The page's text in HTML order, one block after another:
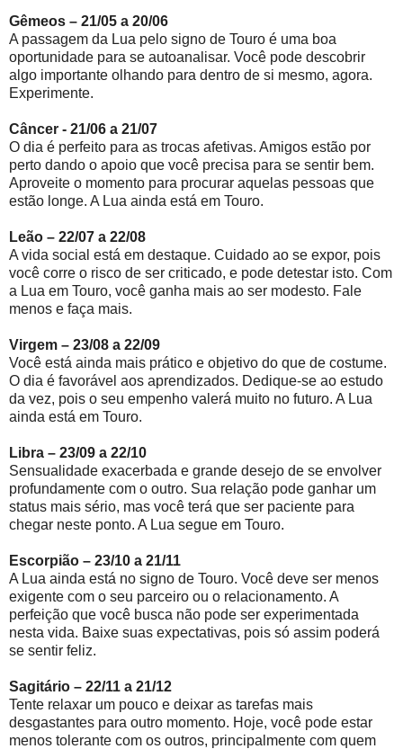
Gêmeos – 21/05 a 20/06
A passagem da Lua pelo signo de Touro é uma boa
oportunidade para se autoanalisar. Você pode descobrir
algo importante olhando para dentro de si mesmo, agora.
Experimente.
Câncer - 21/06 a 21/07
O dia é perfeito para as trocas afetivas. Amigos estão por
perto dando o apoio que você precisa para se sentir bem.
Aproveite o momento para procurar aquelas pessoas que
estão longe. A Lua ainda está em Touro.
Leão – 22/07 a 22/08
A vida social está em destaque. Cuidado ao se expor, pois
você corre o risco de ser criticado, e pode detestar isto. Com
a Lua em Touro, você ganha mais ao ser modesto. Fale
menos e faça mais.
Virgem – 23/08 a 22/09
Você está ainda mais prático e objetivo do que de costume.
O dia é favorável aos aprendizados. Dedique-se ao estudo
da vez, pois o seu empenho valerá muito no futuro. A Lua
ainda está em Touro.
Libra – 23/09 a 22/10
Sensualidade exacerbada e grande desejo de se envolver
profundamente com o outro. Sua relação pode ganhar um
status mais sério, mas você terá que ser paciente para
chegar neste ponto. A Lua segue em Touro.
Escorpião – 23/10 a 21/11
A Lua ainda está no signo de Touro. Você deve ser menos
exigente com o seu parceiro ou o relacionamento. A
perfeição que você busca não pode ser experimentada
nesta vida. Baixe suas expectativas, pois só assim poderá
se sentir feliz.
Sagitário – 22/11 a 21/12
Tente relaxar um pouco e deixar as tarefas mais
desgastantes para outro momento. Hoje, você pode estar
menos tolerante com os outros, principalmente com quem